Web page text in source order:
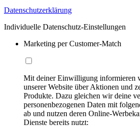
Datenschutzerklärung
Individuelle Datenschutz-Einstellungen
Marketing per Customer-Match
Mit deiner Einwilligung informieren
unserer Website über Aktionen und
Produkte. Dazu gleichen wir deine
personenbezogenen Daten mit
ab und nutzen deren Online-
Dienste bereits nutzt: